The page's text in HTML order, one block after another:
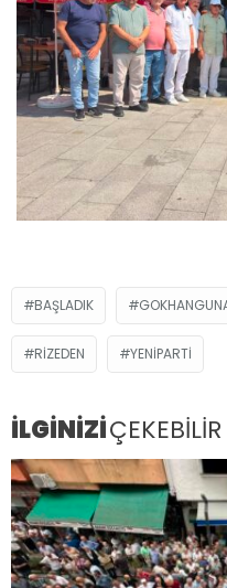
BAŞLADIK
RIZEDEN YENIPARTI
İLGİNİZİÇEKEBİLİR